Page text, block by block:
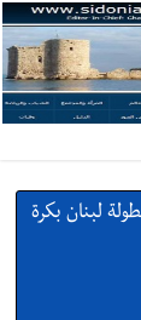
لبنان بكرة